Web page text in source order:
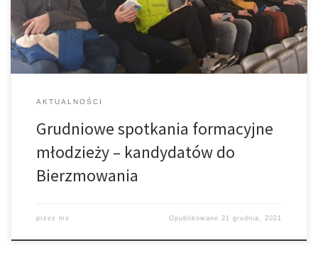
Tarnowie. Uczestniczyło w nim ok. 400 uczniów z całej diecezji. –
[…]
AKTUALNOŚCI
Grudniowe spotkania formacyjne
młodzieży – kandydatów do
Bierzmowania
przez ms Opublikowano 21 grudnia, 2021